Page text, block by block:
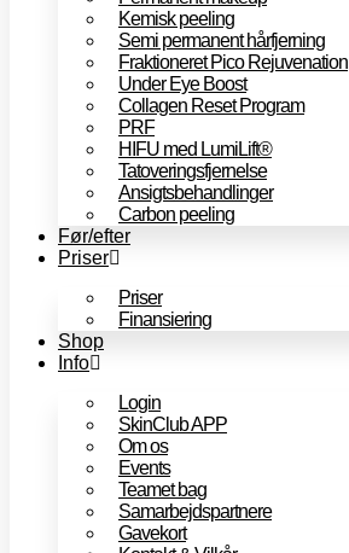
Kemisk peeling
Semi permanent hårfjerning
Fraktioneret Pico Rejuvenation
Under Eye Boost
Collagen Reset Program
PRF
HIFU med LumiLift®
Tatoveringsfjernelse
Ansigtsbehandlinger
Carbon peeling
Før/efter
Priser
Priser
Finansiering
Shop
Info
Login
SkinClub APP
Om os
Events
Teamet bag
Samarbejdspartnere
Gavekort